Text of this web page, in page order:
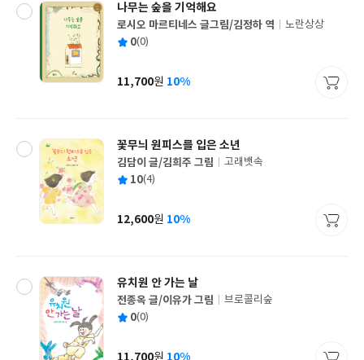
나무는 숲을 기억해요
글
쓴
로시오 마르티네스 글그림/김정하 역
출
사
노란상상
평 0(0)
가
11,700원 10%
꽃무늬 원피스를 입은 소년
글
쓴
김담이 글/김희주 그림
출
사
고래뱃속
평 10(4)
가
12,600원 10%
유치원 안 가는 날
글
쓴
전종옥 글/이유가 그림
출
사
브로콜리숲
평 0(0)
11,700 10%